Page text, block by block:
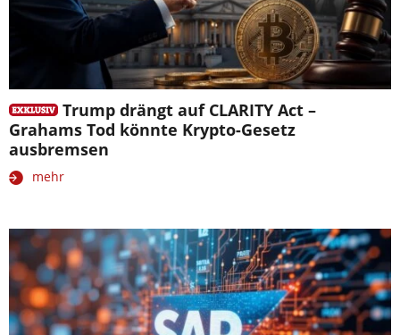
Trump drängt auf CLARITY Act –
Grahams Tod könnte Krypto-Gesetz
ausbremsen
mehr